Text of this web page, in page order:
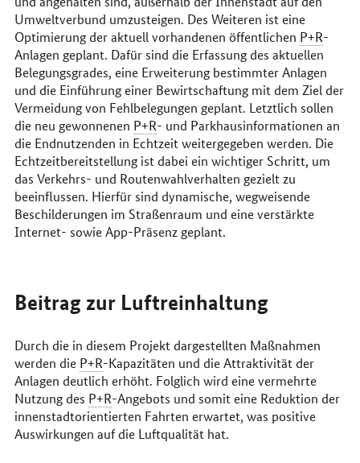
Umweltverbund umzusteigen. Des Weiteren ist eine
Optimierung der aktuell vorhandenen öffentlichen P+R-
Anlagen geplant. Dafür sind die Erfassung des aktuellen
Belegungsgrades, eine Erweiterung bestimmter Anlagen
und die Einführung einer Bewirtschaftung mit dem Ziel der
Vermeidung von Fehlbelegungen geplant. Letztlich sollen
die neu gewonnenen P+R- und Parkhausinformationen an
die Endnutzenden in Echtzeit weitergegeben werden. Die
Echtzeitbereitstellung ist dabei ein wichtiger Schritt, um
das Verkehrs- und Routenwahlverhalten gezielt zu
beeinflussen. Hierfür sind dynamische, wegweisende
Beschilderungen im Straßenraum und eine verstärkte
Internet- sowie App-Präsenz geplant.
Beitrag zur Luftreinhaltung
Durch die in diesem Projekt dargestellten Maßnahmen
werden die P+R-Kapazitäten und die Attraktivität der
Anlagen deutlich erhöht. Folglich wird eine vermehrte
Nutzung des P+R-Angebots und somit eine Reduktion der
innenstadtorientierten Fahrten erwartet, was positive
Auswirkungen auf die Luftqualität hat.